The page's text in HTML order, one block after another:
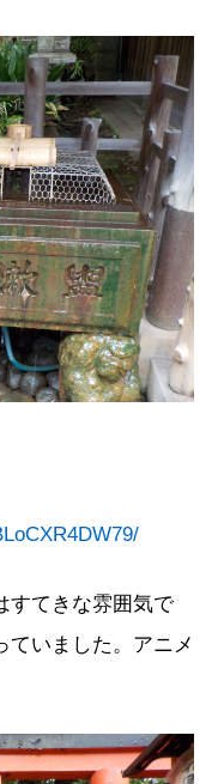
すてきな雰囲気で
ていました。アニメ